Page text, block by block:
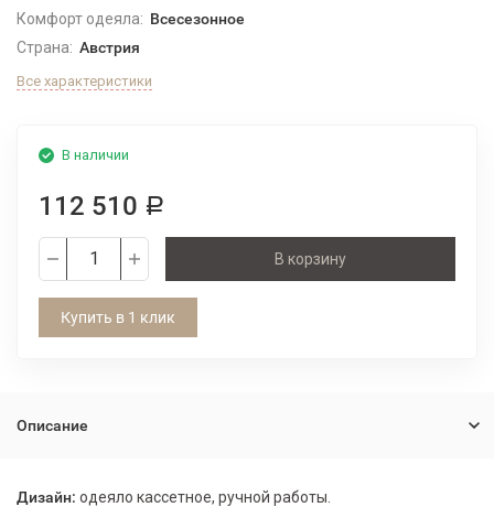
Комфорт одеяла: Всесезонное
Страна: Австрия
Все характеристики
В наличии
112 510 Р
В корзину
Купить в 1 клик
Описание
Дизайн: одеяло кассетное, ручной работы.